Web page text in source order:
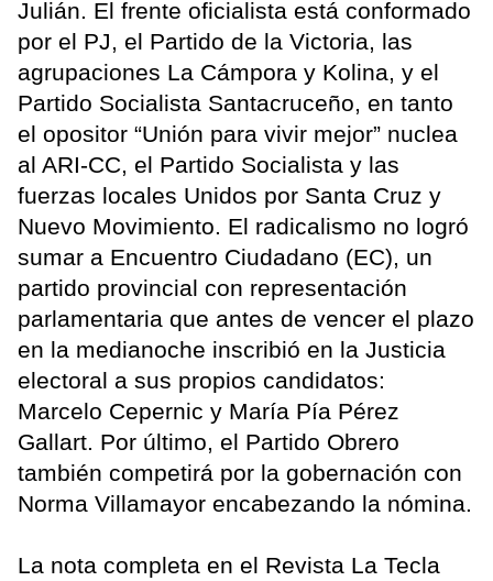
Julián. El frente oficialista está conformado
por el PJ, el Partido de la Victoria, las
agrupaciones La Cámpora y Kolina, y el
Partido Socialista Santacruceño, en tanto
el opositor “Unión para vivir mejor” nuclea
al ARI-CC, el Partido Socialista y las
fuerzas locales Unidos por Santa Cruz y
Nuevo Movimiento. El radicalismo no logró
sumar a Encuentro Ciudadano (EC), un
partido provincial con representación
parlamentaria que antes de vencer el plazo
en la medianoche inscribió en la Justicia
electoral a sus propios candidatos:
Marcelo Cepernic y María Pía Pérez
Gallart. Por último, el Partido Obrero
también competirá por la gobernación con
Norma Villamayor encabezando la nómina.
La nota completa en el Revista La Tecla